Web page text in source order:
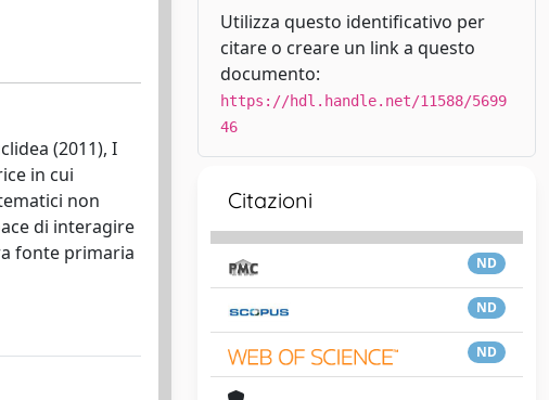
(2011), I
in cui
non
di interagire
fonte primaria
Utilizza questo identificativo per
citare o creare un link a questo
documento:
https://hdl.handle.net/11588/5699
46
Citazioni
ND
ND
ND